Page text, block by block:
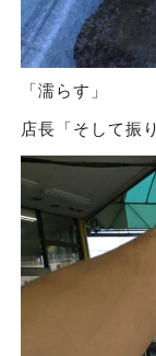
「濡らす」
店長「そして振